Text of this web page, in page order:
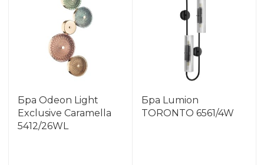
Бра Odeon Light
Exclusive Caramella
5412/26WL
Бра Lumion
TORONTO 6561/4W